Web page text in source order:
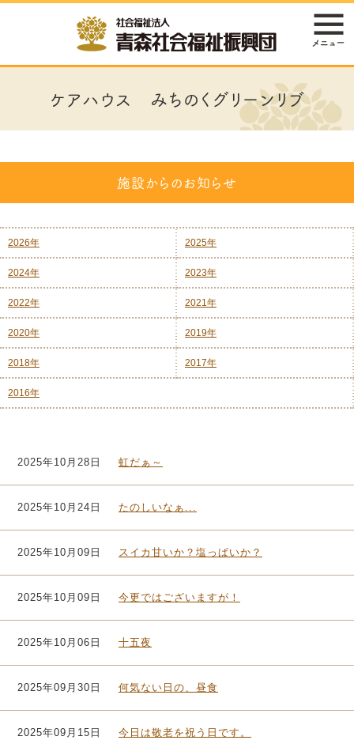
ケアハウス みちのくグリーンリブ
施設からのお知らせ
2026年 2025年
2024年 2023年
2022年 2021年
2020年 2019年
2018年 2017年
2016年
2025年10月28日 虹だぁ～
2025年10月24日 たのしいなぁ...
2025年10月09日 スイカ甘いか？塩っぱいか？
2025年10月09日 今更ではございますが！
2025年10月06日 十五夜
2025年09月30日 何気ない日の、昼食
2025年09月15日 今日は敬老を祝う日です。